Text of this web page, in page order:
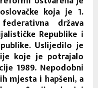
koja je 1.
država
Republike i
Uslijedilo je
koje je potrajalo
1989. Nepodobni
mjesta i hapšeni, a